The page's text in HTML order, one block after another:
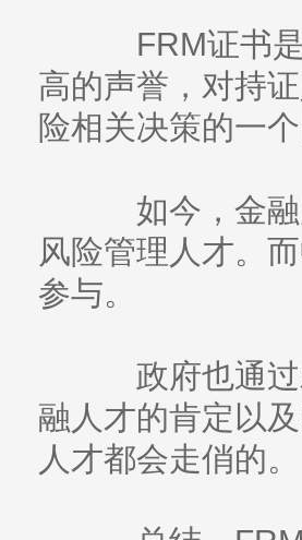
FRM证书是
高的声誉，对持
险相关决策的一
如今，金融
风险管理人才。
参与。
政府也通过
融人才的肯定以
人才都会走俏的。